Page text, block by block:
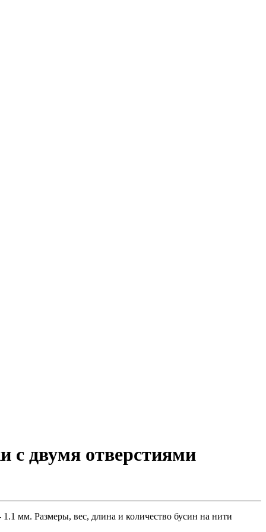
с двумя отверстиями
мм. Размеры, вес, длина и количество бусин на нити